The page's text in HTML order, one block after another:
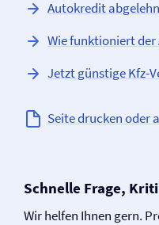
Autokredit
Wie funktioniert
Jetzt günstige Kfz-
Seite drucken oder
Schnelle Frage,
Wir helfen Ihnen gern.